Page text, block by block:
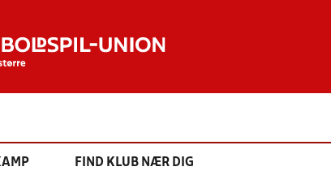
FIND KLUB NÆR DIG